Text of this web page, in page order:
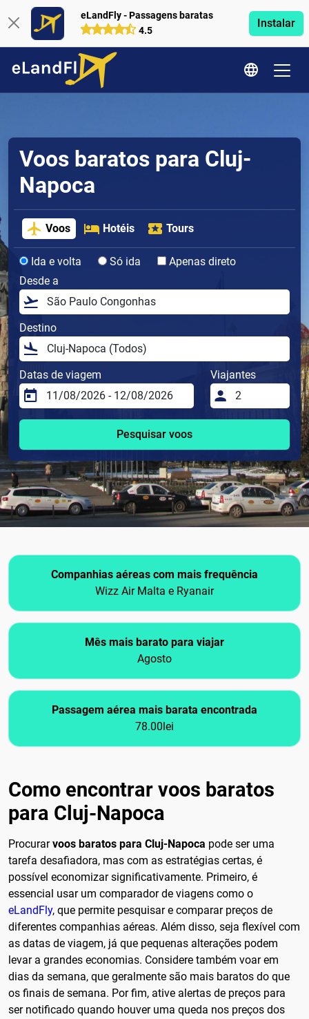
eLandFly - Passagens baratas
4.5
Instalar
Voos baratos para Cluj-
Napoca
Voos Hotéis Tours
Ida e volta Só ida
Apenas direto
Desde a
Destino
Datas de viagem Viajantes
Pesquisar voos
Companhias aéreas com mais frequência
Wizz Air Malta e Ryanair
Mês mais barato para viajar
Agosto
Passagem aérea mais barata encontrada
78.00lei
Como encontrar voos baratos
para Cluj-Napoca
Procurarvoos baratos para Cluj-Napoca pode ser uma
tarefa desafiadora, mas com as estratégias certas, é
possível economizar significativamente. Primeiro, é
essencial usar um comparador de viagens como o
eLandFly, que permite pesquisar e comparar preços de
diferentes companhias aéreas. Além disso, seja flexível com
as datas de viagem, já que pequenas alterações podem
levar a grandes economias. Considere também voar em
dias da semana, que geralmente são mais baratos do que
os finais de semana. Por fim, ative alertas de preços para
ser notificado quando houver uma queda nos preços dos